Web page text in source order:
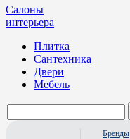
Салоны
интерьера
Плитка
Сантехника
Двери
Мебель
Бренды